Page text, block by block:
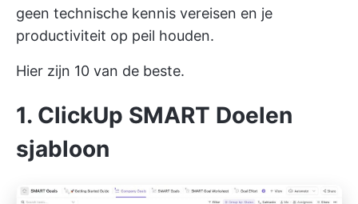
geen technische kennis vereisen en je
productiviteit op peil houden.
Hier zijn 10 van de beste.
1. ClickUp SMART Doelen
sjabloon